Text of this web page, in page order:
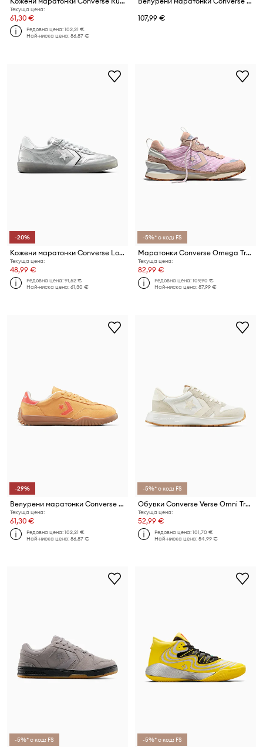
Текуща цена:
61,30 €
Редовна цена:102,21 €
Най-ниска цена:86,87 €
107,99 €
-20%
Кожени маратонки Converse Louie Lopez Pro 2
Текуща цена:
48,99 €
Редовна цена:91,52 €
Най-ниска цена:61,30 €
-5%* с код: FS
Маратонки Converse Omega Trainer SE
Текуща цена:
82,99 €
Редовна цена:109,90 €
Най-ниска цена:87,99 €
-29%
Велурени маратонки Converse Run Star Trainer
Текуща цена:
61,30 €
Редовна цена:102,21 €
Най-ниска цена:86,87 €
-5%* с код: FS
Обувки Converse Verse Omni Trainer
Текуща цена:
52,99 €
Редовна цена:101,70 €
Най-ниска цена:54,99 €
-5%* с код: FS -5%* с код: FS